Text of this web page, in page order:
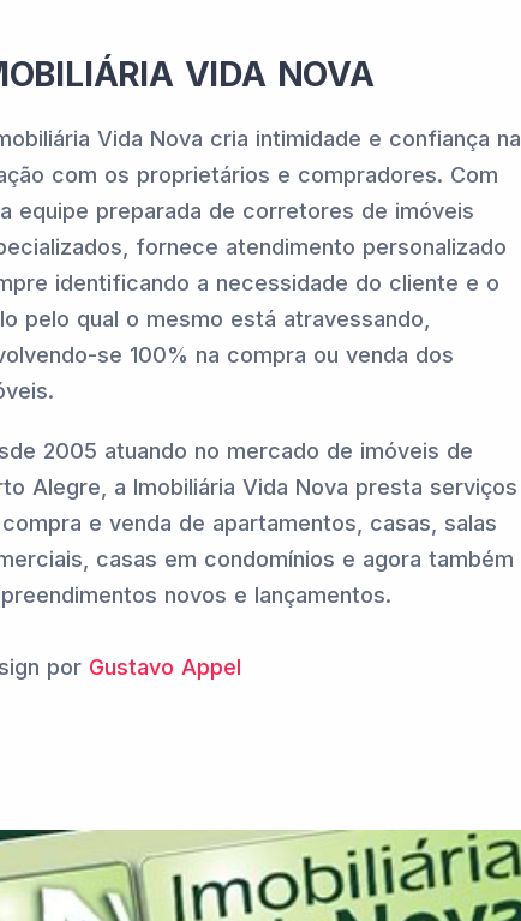
VIDA NOVA
Vida Nova cria intimidade e confiança na
com os proprietários e compradores. Com
equipe preparada de corretores de imóveis
fornece atendimento personalizado
identificando a necessidade do cliente e o
pelo qual o mesmo está atravessando,
se 100% na compra ou venda dos
2005 atuando no mercado de imóveis de
Alegre, a Imobiliária Vida Nova presta serviços
e venda de apartamentos, casas, salas
casas em condomínios e agora também
novos e lançamentos.
por Gustavo Appel